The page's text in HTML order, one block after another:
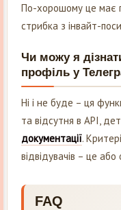
По-хорошому це має
стрибка з інвайт-
Чи можу я
профіль у
Ні і не буде – ця
та відсутня в API,
документації.
відвідувачів – це
FAQ